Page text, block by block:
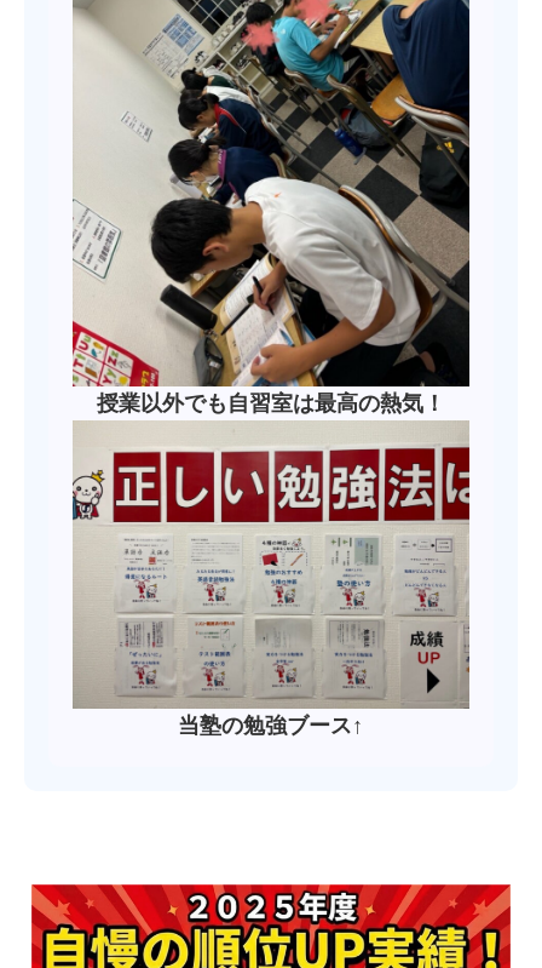
授業以外でも自習室は最高の熱気！
当塾の勉強ブース↑